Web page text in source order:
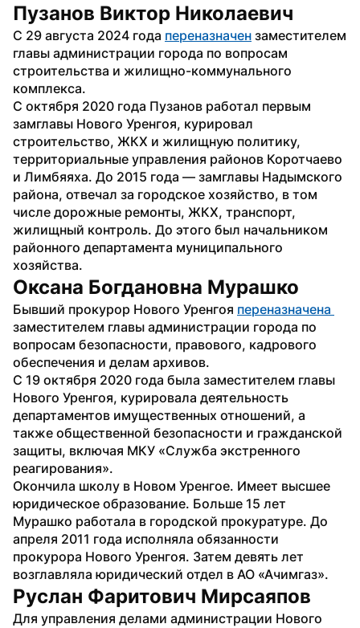
Пузанов Виктор Николаевич
С 29 августа 2024 года переназначен заместителем
главы администрации города по вопросам
строительства и жилищно-коммунального
комплекса.
С октября 2020 года Пузанов работал первым
замглавы Нового Уренгоя, курировал
строительство, ЖКХ и жилищную политику,
территориальные управления районов Коротчаево
и Лимбяяха. До 2015 года — замглавы Надымского
района, отвечал за городское хозяйство, в том
числе дорожные ремонты, ЖКХ, транспорт,
жилищный контроль. До этого был начальником
районного департамента муниципального
хозяйства.
Оксана Богдановна Мурашко
Бывший прокурор Нового Уренгоя
заместителем главы администрации города по
вопросам безопасности, правового, кадрового
обеспечения и делам архивов.
С 19 октября 2020 года была заместителем главы
Нового Уренгоя, курировала деятельность
департаментов имущественных отношений, а
также общественной безопасности и гражданской
защиты, включая МКУ «Служба экстренного
реагирования».
Окончила школу в Новом Уренгое. Имеет высшее
юридическое образование. Больше 15 лет
Мурашко работала в городской прокуратуре. До
апреля 2011 года исполняла обязанности
прокурора Нового Уренгоя. Затем девять лет
возглавляла юридический отдел в АО «Ачимгаз».
Руслан Фаритович Мирсаяпов
Для управления делами администрации Нового